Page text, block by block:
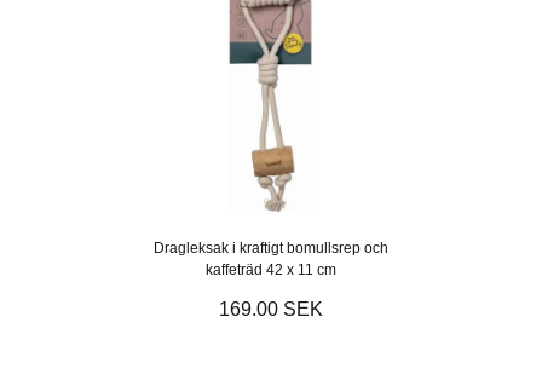
Dragleksak i kraftigt bomullsrep och
kaffeträd 42 x 11 cm
169.00 SEK